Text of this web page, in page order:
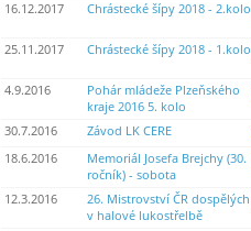
16.12.2017 Chrástecké šípy 2018 - 2.kolo
25.11.2017 Chrástecké šípy 2018 - 1.kolo
4.9.2016
Pohár mládeže Plzeňského
kraje 2016 5. kolo
30.7.2016 Závod LK CERE
18.6.2016
Memoriál Josefa Brejchy (30.
ročník) - sobota
12.3.2016
26. Mistrovství ČR dospělých
v halové lukostřelbě